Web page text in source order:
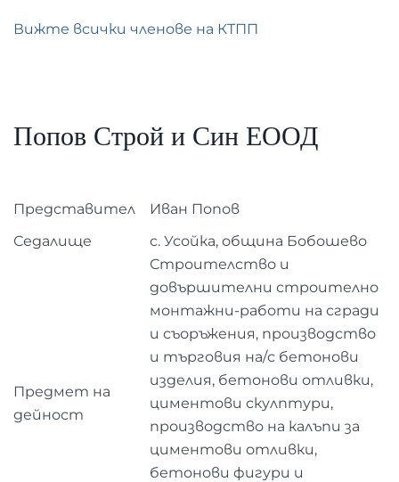
Вижте всички членове на КТПП
Попов Строй и Син ЕООД
Представител
Иван Попов
Седалище
с. Усойка, община Бобошево
Предмет на
дейност
Строителство и
довършителни строително
монтажни-работи на сгради
и съоръжения, производство
и търговия на/с бетонови
изделия, бетонови отливки,
циментови скулптури,
производство на калъпи за
циментови отливки,
бетонови фигури и